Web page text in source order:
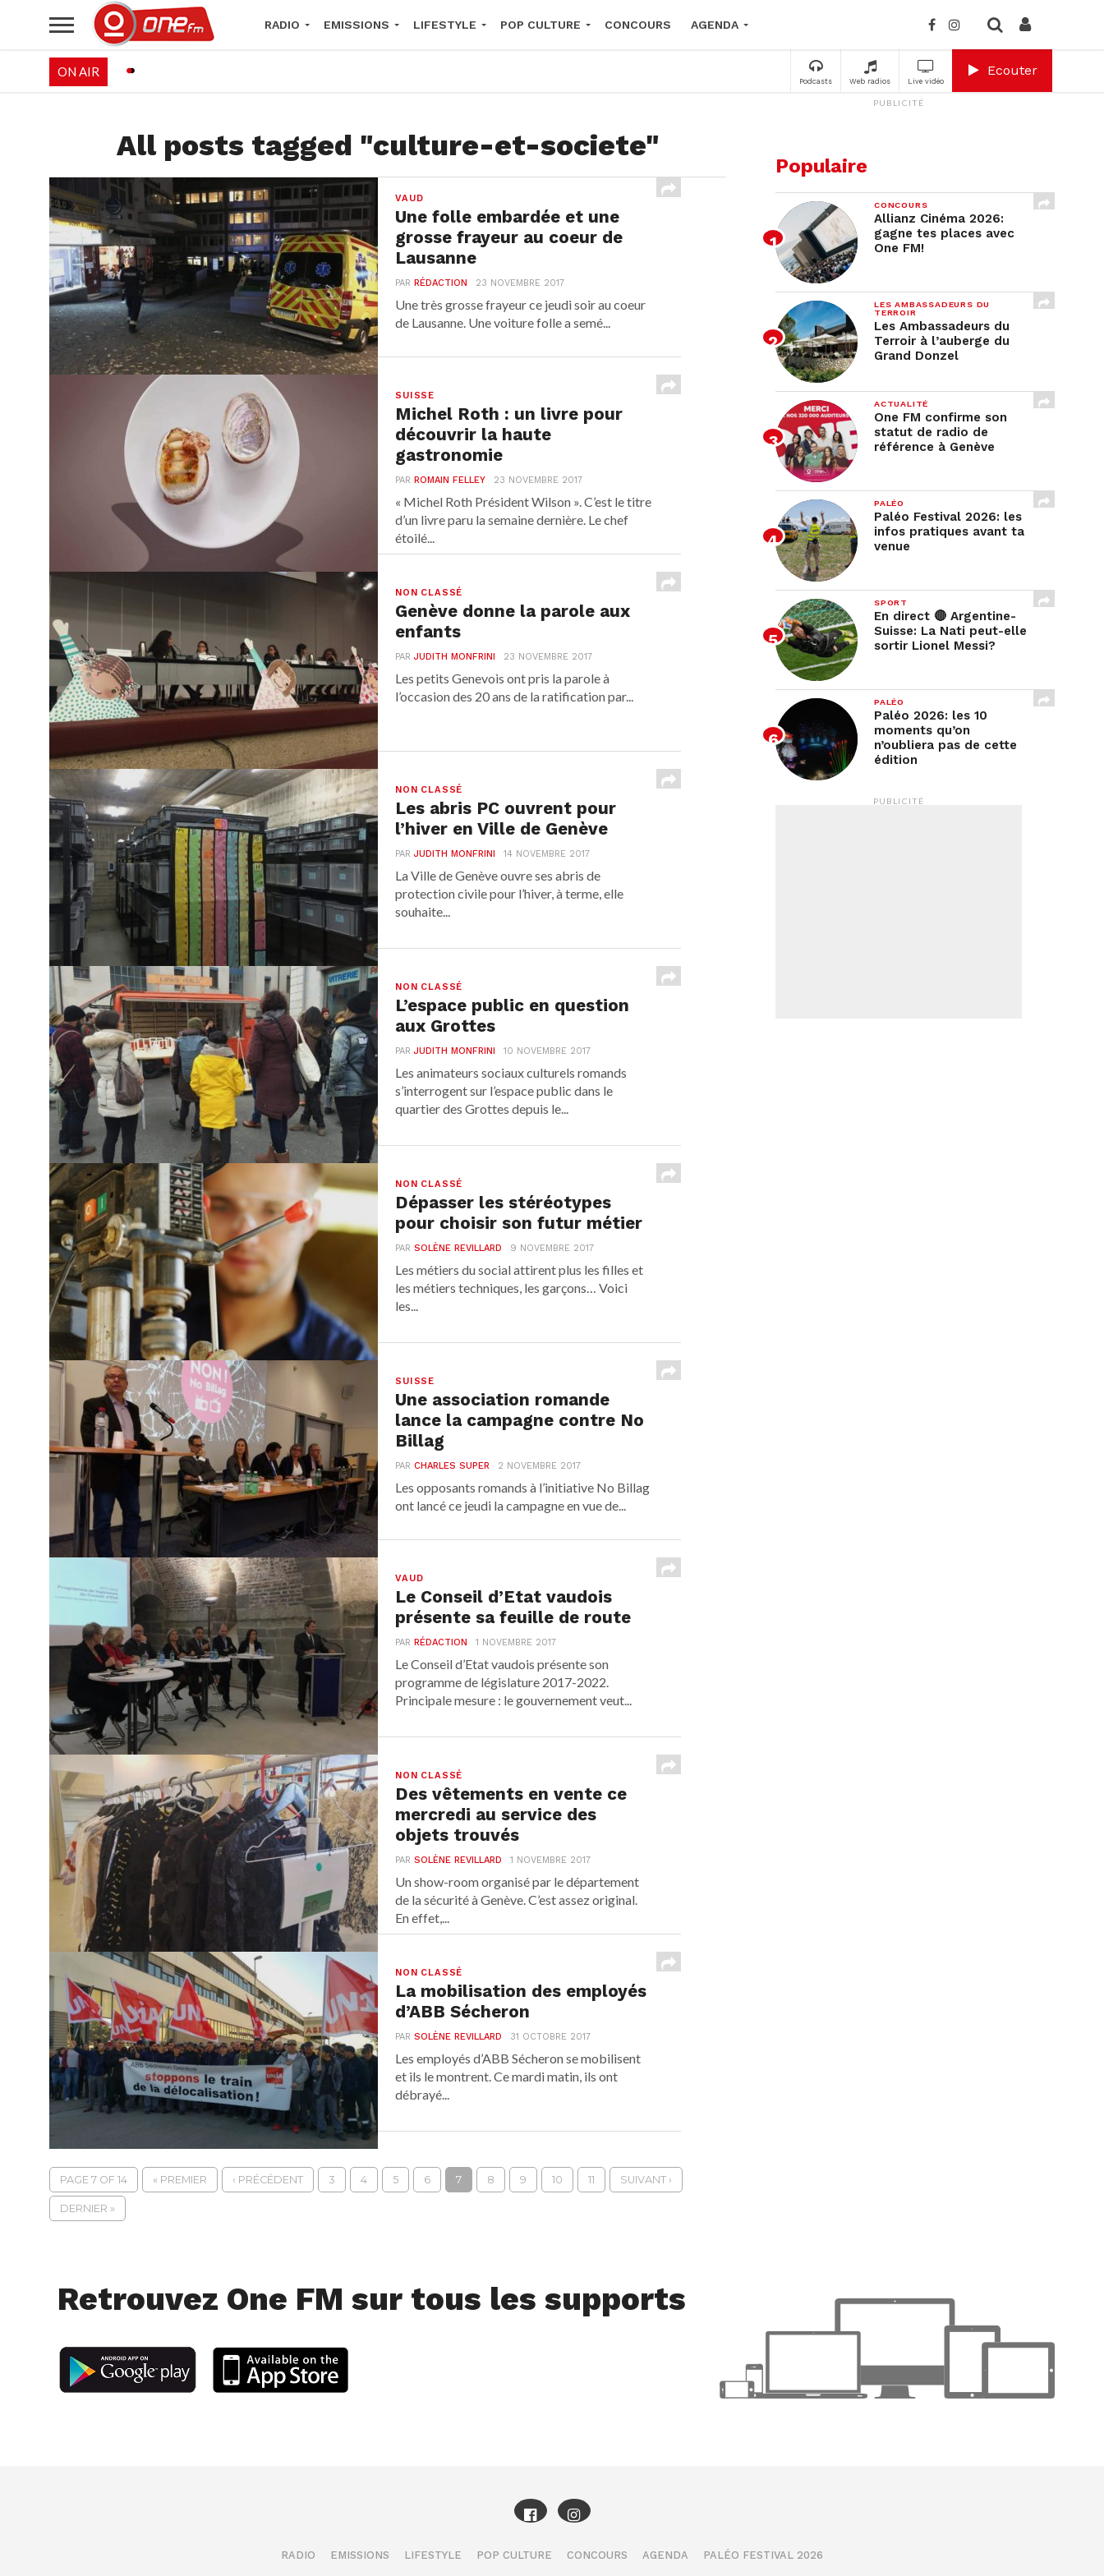
RADIO EMISSIONS LIFESTYLE POP CULTURE CONCOURS AGENDA
Podcasts Web radios Live vidéo
Ecouter
ON AIR
All posts tagged "culture-et-societe"
VAUD
Une folle embardée et une
grosse frayeur au coeur de
Lausanne
PARRÉDACTION 23 NOVEMBRE 2017
Une très grosse frayeur ce jeudi soir au coeur
de Lausanne. Une voiture folle a semé...
SUISSE
Michel Roth : un livre pour
découvrir la haute
gastronomie
PARROMAIN FELLEY 23 NOVEMBRE 2017
« Michel Roth Président Wilson ». C’est le titre
d’un livre paru la semaine dernière. Le chef
étoilé...
NON CLASSÉ
Genève donne la parole aux
enfants
PARJUDITH MONFRINI 23 NOVEMBRE 2017
Les petits Genevois ont pris la parole à
l’occasion des 20 ans de la ratification par...
NON CLASSÉ
Les abris PC ouvrent pour
l’hiver en Ville de Genève
PARJUDITH MONFRINI 14 NOVEMBRE 2017
La Ville de Genève ouvre ses abris de
protection civile pour l’hiver, à terme, elle
souhaite...
NON CLASSÉ
L’espace public en question
aux Grottes
PARJUDITH MONFRINI 10 NOVEMBRE 2017
Les animateurs sociaux culturels romands
s’interrogent sur l’espace public dans le
quartier des Grottes depuis le...
NON CLASSÉ
Dépasser les stéréotypes
pour choisir son futur métier
PARSOLÈNE REVILLARD 9 NOVEMBRE 2017
Les métiers du social attirent plus les filles et
les métiers techniques, les garçons… Voici
les...
SUISSE
Une association romande
lance la campagne contre No
Billag
PARCHARLES SUPER 2 NOVEMBRE 2017
Les opposants romands à l’initiative No Billag
ont lancé ce jeudi la campagne en vue de...
VAUD
Le Conseil d’Etat vaudois
présente sa feuille de route
PARRÉDACTION 1 NOVEMBRE 2017
Le Conseil d’Etat vaudois présente son
programme de législature 2017-2022.
Principale mesure : le gouvernement veut...
NON CLASSÉ
Des vêtements en vente ce
mercredi au service des
objets trouvés
PARSOLÈNE REVILLARD 1 NOVEMBRE 2017
Un show-room organisé par le département
de la sécurité à Genève. C’est assez original.
En effet,...
NON CLASSÉ
La mobilisation des employés
d’ABB Sécheron
PARSOLÈNE REVILLARD 31 OCTOBRE 2017
Les employés d’ABB Sécheron se mobilisent
et ils le montrent. Ce mardi matin, ils ont
débrayé...
PAGE 7 OF 14 « PREMIER ‹ PRÉCÉDENT 3 4 5 6 7 8 9 10 11 SUIVANT ›
DERNIER »
PUBLICITÉ
Populaire
CONCOURS
Allianz Cinéma 2026:
gagne tes places avec
One FM!
LES AMBASSADEURS DU
TERROIR
Les Ambassadeurs du
Terroir à l’auberge du
Grand Donzel
ACTUALITÉ
One FM confirme son
statut de radio de
référence à Genève
PALÉO
Paléo Festival 2026: les
infos pratiques avant ta
venue
SPORT
En direct 🔴 Argentine-
Suisse: La Nati peut-elle
sortir Lionel Messi?
PALÉO
Paléo 2026: les 10
moments qu’on
n’oubliera pas de cette
édition
PUBLICITÉ
Retrouvez One FM sur tous les supports
RADIO EMISSIONS LIFESTYLE POP CULTURE CONCOURS AGENDA PALÉO FESTIVAL 2026